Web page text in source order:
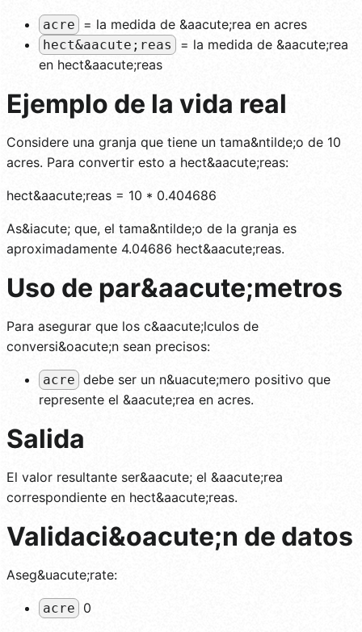
acre = la medida de &aacute;rea en acres
hect&aacute;reas
= la medida de &aacute;rea
en hect&aacute;reas
Ejemplo de la vida real
Considere una granja que tiene un tama&ntilde;o de 10
acres. Para convertir esto a hect&aacute;reas:
hect&aacute;reas = 10 * 0.404686
As&iacute; que, el tama&ntilde;o de la granja es
aproximadamente 4.04686 hect&aacute;reas.
Uso de par&aacute;metros
Para asegurar que los c&aacute;lculos de
conversi&oacute;n sean precisos:
acre debe ser un n&uacute;mero positivo que
represente el &aacute;rea en acres.
Salida
El valor resultante ser&aacute; el &aacute;rea
correspondiente en hect&aacute;reas.
Validaci&oacute;n de datos
Aseg&uacute;rate:
acre 0